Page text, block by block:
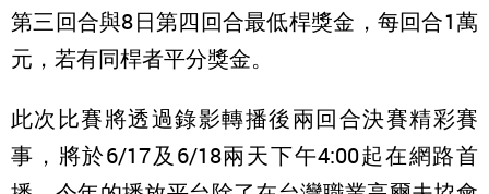
第三回合與8日第四回合最低桿獎金，每回合1萬
元，若有同桿者平分獎金。
此次比賽將透過錄影轉播後兩回合決賽精彩賽
事，將於6/17及6/18兩天下午4:00起在網路首